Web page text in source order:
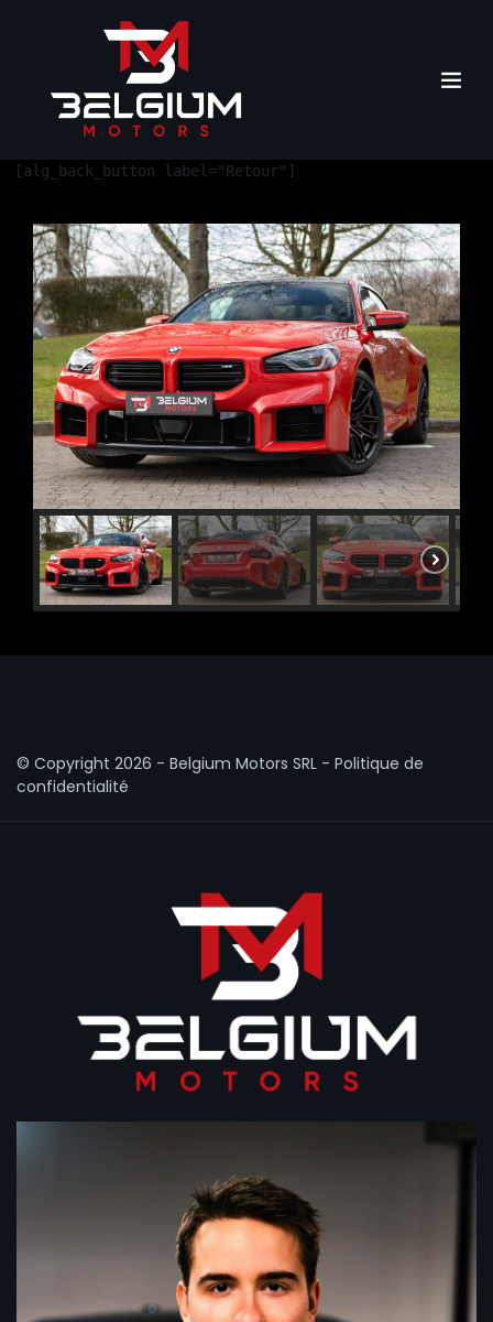
[alg_back_button label="Retour"]
© Copyright 2026 - Belgium Motors SRL - Politique de
confidentialité